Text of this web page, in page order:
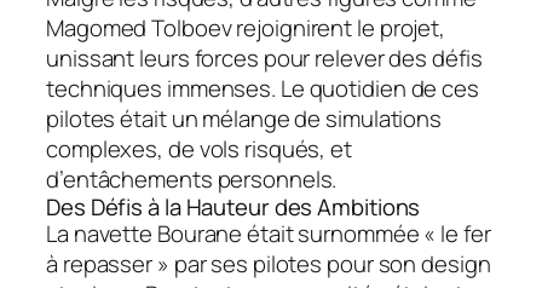
Magomed Tolboev rejoignirent le projet,
unissant leurs forces pour relever des défis
techniques immenses. Le quotidien de ces
pilotes était un mélange de simulations
complexes, de vols risqués, et
d’entâchements personnels.
Des Défis à la Hauteur des Ambitions
La navette Bourane était surnommée « le fer
à repasser » par ses pilotes pour son design